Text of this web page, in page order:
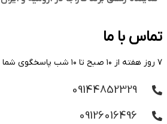
تماس با ما
۷ روز هفته از ۱۰ صبح تا ۱۰ شب پاسخگوی شما عزیزان هستیم
09144852329
09126016496